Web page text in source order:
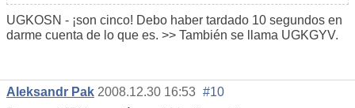
UGKOSN - ¡son cinco! Debo haber tardado 10 segundos en
darme cuenta de lo que es. >> También se llama UGKGYV.
Aleksandr Pak 2008.12.30 16:53 #10